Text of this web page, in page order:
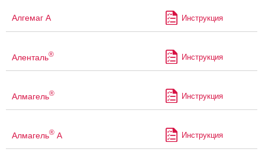
Алгемаг А Инструкция
Аленталь® Инструкция
Алмагель® Инструкция
Алмагель® А Инструкция